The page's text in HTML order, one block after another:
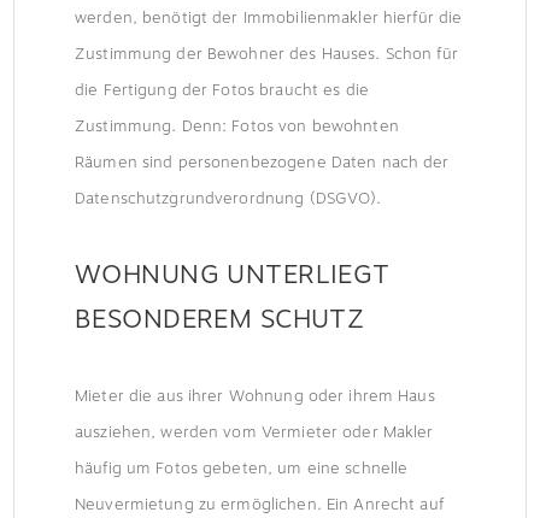
werden, benötigt der Immobilienmakler hierfür die
Zustimmung der Bewohner des Hauses. Schon für
die Fertigung der Fotos braucht es die
Zustimmung. Denn: Fotos von bewohnten
Räumen sind personenbezogene Daten nach der
Datenschutzgrundverordnung (DSGVO).
WOHNUNG UNTERLIEGT
BESONDEREM SCHUTZ
Mieter die aus ihrer Wohnung oder ihrem Haus
ausziehen, werden vom Vermieter oder Makler
häufig um Fotos gebeten, um eine schnelle
Neuvermietung zu ermöglichen. Ein Anrecht auf